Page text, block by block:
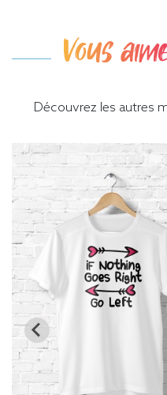
Vous
Découvrez les autres